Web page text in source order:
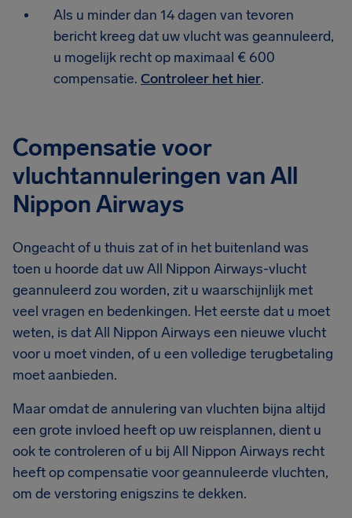
Als u minder dan 14 dagen van tevoren
bericht kreeg dat uw vlucht was geannuleerd,
u mogelijk recht op maximaal € 600
compensatie. Controleer het hier.
Compensatie voor
vluchtannuleringen van All
Nippon Airways
Ongeacht of u thuis zat of in het buitenland was
toen u hoorde dat uw All Nippon Airways-vlucht
geannuleerd zou worden, zit u waarschijnlijk met
veel vragen en bedenkingen. Het eerste dat u moet
weten, is dat All Nippon Airways een nieuwe vlucht
voor u moet vinden, of u een volledige terugbetaling
moet aanbieden.
Maar omdat de annulering van vluchten bijna altijd
een grote invloed heeft op uw reisplannen, dient u
ook te controleren of u bij All Nippon Airways recht
heeft op compensatie voor geannuleerde vluchten,
om de verstoring enigszins te dekken.